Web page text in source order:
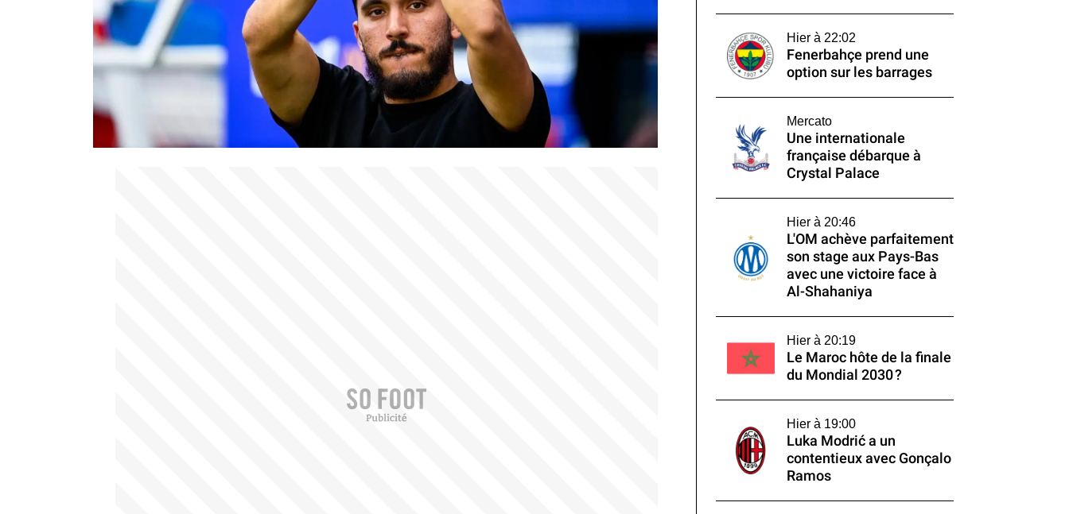
Hier à 22:02
Fenerbahçe prend une
option sur les barrages
Mercato
Une internationale
française débarque à
Crystal Palace
Hier à 20:46
L'OM achève parfaitement
son stage aux Pays-Bas
avec une victoire face à
Al-Shahaniya
Hier à 20:19
Le Maroc hôte de la finale
du Mondial 2030 ?
Hier à 19:00
Luka Modrić a un
contentieux avec Gonçalo
Ramos